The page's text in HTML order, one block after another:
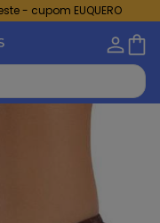
- cupom EUQUERO